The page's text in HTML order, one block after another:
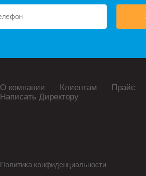
О компании Клиентам Прайс
Написать Директору
Политика конфиденциальности